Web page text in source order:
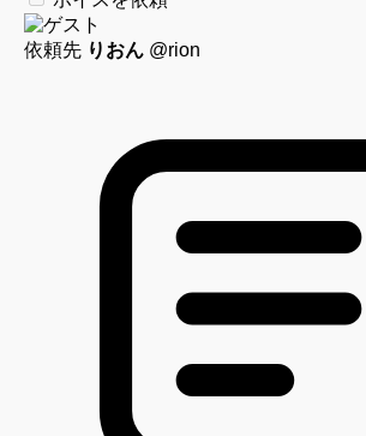
依頼先 りおん @rion